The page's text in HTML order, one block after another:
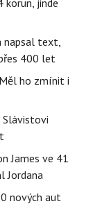
korun, jinde
napsal text,
400 let
ho zmínit i
Slávistovi
James ve 41
Jordana
nových aut